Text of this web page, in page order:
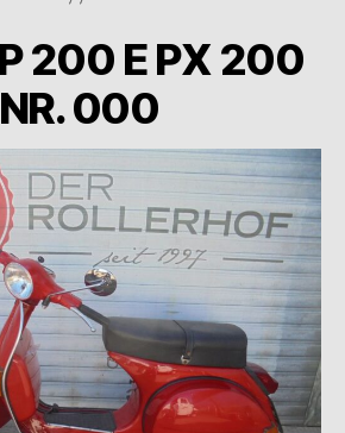
200 E PX 200
NR. 000